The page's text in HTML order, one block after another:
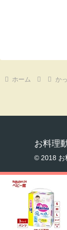
ホーム か
お料理
© 2018 お